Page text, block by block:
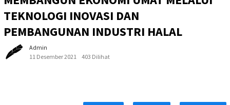
TEKNOLOGI INOVASI DAN
PEMBANGUNAN INDUSTRI HALAL
Admin
11 Desember 2021
403 Dilihat